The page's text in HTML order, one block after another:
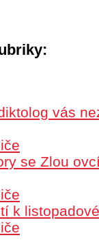
vás
se Zlou
k